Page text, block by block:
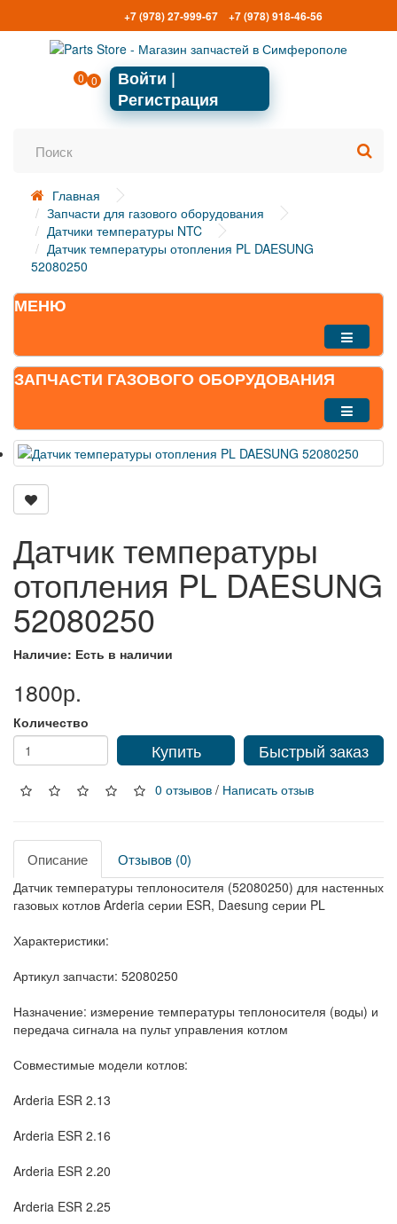
+7 (978) 27-999-67 +7 (978) 918-46-56
0 0
Войти |
Регистрация
Главная
Запчасти для газового оборудования
Датчики температуры NTC
Датчик температуры отопления PL DAESUNG
52080250
МЕНЮ
ЗАПЧАСТИ ГАЗОВОГО ОБОРУДОВАНИЯ
Датчик температуры
отопления PL DAESUNG
52080250
Наличие: Есть в наличии
1800р.
Количество
Купить Быстрый заказ
0 отзывов / Написать отзыв
Описание Отзывов (0)
Датчик температуры теплоносителя (52080250) для настенных
газовых котлов Arderia серии ESR, Daesung серии PL
Характеристики:
Артикул запчасти: 52080250
Назначение: измерение температуры теплоносителя (воды) и
передача сигнала на пульт управления котлом
Совместимые модели котлов:
Arderia ESR 2.13
Arderia ESR 2.16
Arderia ESR 2.20
Arderia ESR 2.25